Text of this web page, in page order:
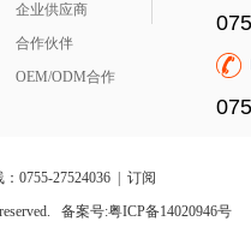
企业供应商
合作伙伴
OEM/ODM合作
0755-27524036 | 订阅
备案号:粤ICP备14020946号